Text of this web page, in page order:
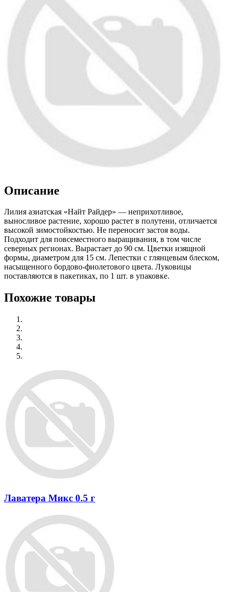
Описание
Лилия азиатская «Найт Райдер» — неприхотливое,
выносливое растение, хорошо растет в полутени, отличается
высокой зимостойкостью. Не переносит застоя воды.
Подходит для повсеместного выращивания, в том числе
северных регионах. Вырастает до 90 см. Цветки изящной
формы, диаметром для 15 см. Лепестки с глянцевым блеском,
насыщенного бордово-фиолетового цвета. Луковицы
поставляются в пакетиках, по 1 шт. в упаковке.
Похожие товары
Лаватера Микс 0.5 г